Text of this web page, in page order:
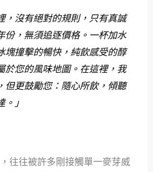
，沒有絕對的規則，只有真誠
份，無須追逐價格。一杯加水
塊撞擊的暢快，純飲感受的醇
您的風味地圖。在這裡，我
但更鼓勵您：隨心所飲，傾聽
」
往往被許多剛接觸單一麥芽威